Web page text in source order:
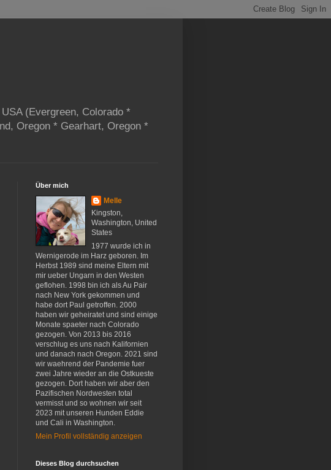
(Evergreen, Colorado *
Oregon * Gearhart, Oregon *
Über mich
Melle
Kingston,
Washington, United
States
1977 wurde ich in
Wernigerode im Harz geboren. Im
Herbst 1989 sind meine Eltern mit
mir ueber Ungarn in den Westen
geflohen. 1998 bin ich als Au Pair
nach New York gekommen und
habe dort Paul getroffen. 2000
haben wir geheiratet und sind einige
Monate spaeter nach Colorado
gezogen. Von 2013 bis 2016
verschlug es uns nach Kalifornien
und danach nach Oregon. 2021 sind
wir waehrend der Pandemie fuer
zwei Jahre wieder an die Ostkueste
gezogen. Dort haben wir aber den
Pazifischen Nordwesten total
vermisst und so wohnen wir seit
2023 mit unseren Hunden Eddie
und Cali in Washington.
Mein Profil vollständig anzeigen
Dieses Blog durchsuchen